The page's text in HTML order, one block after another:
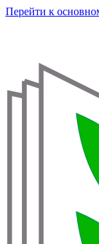
Перейти к